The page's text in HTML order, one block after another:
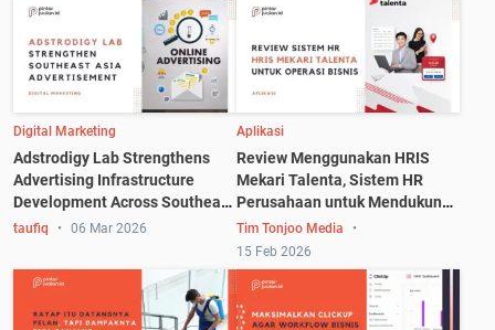
Digital Marketing
Adstrodigy Lab Strengthens
Advertising Infrastructure
Development Across Southeast
Asia
taufiq 06 Mar 2026
Aplikasi
Review Menggunakan HRIS
Mekari Talenta, Sistem HR
Perusahaan untuk Mendukung
Operasional Bisnis
Tim Tonjoo Media
15 Feb 2026